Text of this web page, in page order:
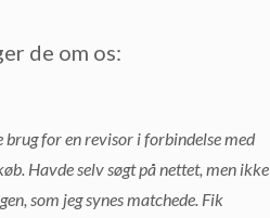
de om os:
brug for en revisor i forbindelse med
Havde selv søgt på nettet, men ikke
som jeg synes matchede. Fik